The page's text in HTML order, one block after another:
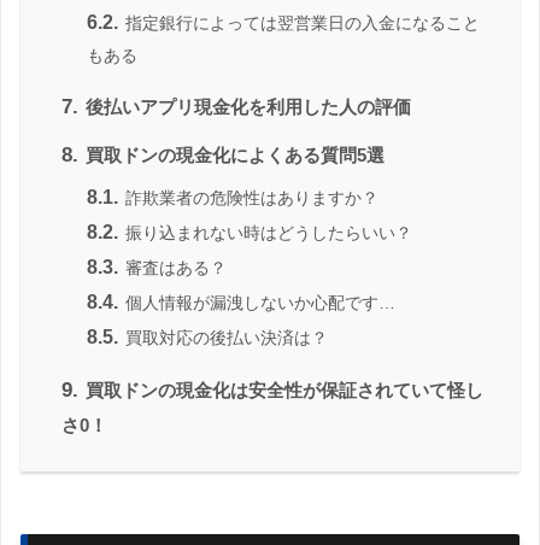
6.2. 指定銀行によっては翌営業日の入金になること
もある
7. 後払いアプリ現金化を利用した人の評価
8. 買取ドンの現金化によくある質問5選
8.1. 詐欺業者の危険性はありますか？
8.2. 振り込まれない時はどうしたらいい？
8.3. 審査はある？
8.4. 個人情報が漏洩しないか心配です…
8.5. 買取対応の後払い決済は？
9. 買取ドンの現金化は安全性が保証されていて怪し
さ0！